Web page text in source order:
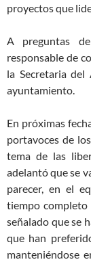
proyectos que
A preguntas
responsable de
la Secretaria del
ayuntamiento.
En próximas
portavoces de
tema de las
adelantó que se
parecer, en el
tiempo completo
señalado que se
que han
manteniéndose